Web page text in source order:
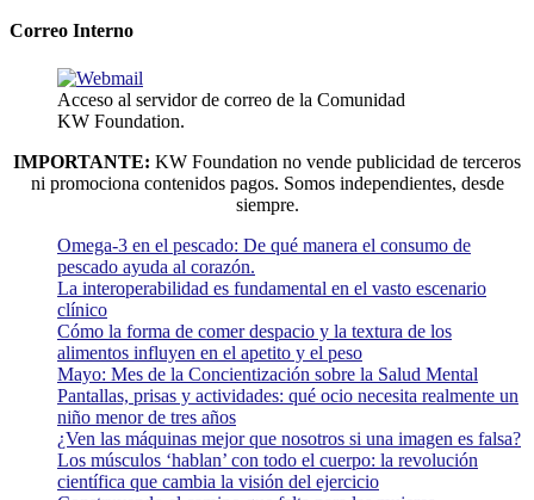
Correo Interno
Acceso al servidor de correo de la Comunidad
KW Foundation.
IMPORTANTE: KW Foundation no vende publicidad de terceros
ni promociona contenidos pagos. Somos independientes, desde
siempre.
Omega-3 en el pescado: De qué manera el consumo de
pescado ayuda al corazón.
La interoperabilidad es fundamental en el vasto escenario
clínico
Cómo la forma de comer despacio y la textura de los
alimentos influyen en el apetito y el peso
Mayo: Mes de la Concientización sobre la Salud Mental
Pantallas, prisas y actividades: qué ocio necesita realmente un
niño menor de tres años
¿Ven las máquinas mejor que nosotros si una imagen es falsa?
Los músculos ‘hablan’ con todo el cuerpo: la revolución
científica que cambia la visión del ejercicio